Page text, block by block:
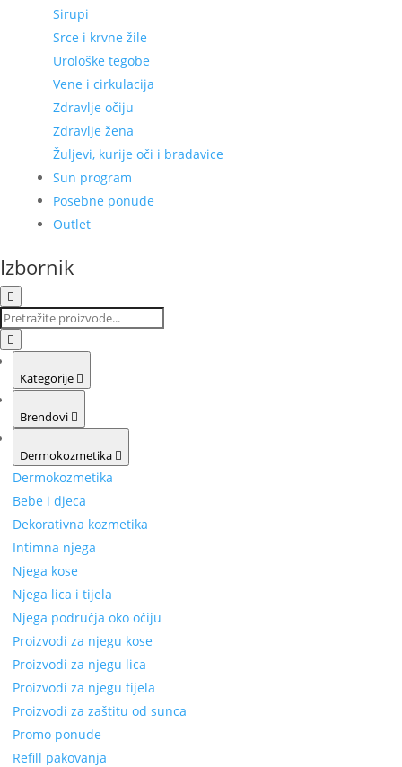
Sirupi
Srce i krvne žile
Urološke tegobe
Vene i cirkulacija
Zdravlje očiju
Zdravlje žena
Žuljevi, kurije oči i bradavice
Sun program
Posebne ponude
Outlet
Izbornik
Kategorije
Brendovi
Dermokozmetika
Dermokozmetika
Bebe i djeca
Dekorativna kozmetika
Intimna njega
Njega kose
Njega lica i tijela
Njega područja oko očiju
Proizvodi za njegu kose
Proizvodi za njegu lica
Proizvodi za njegu tijela
Proizvodi za zaštitu od sunca
Promo ponude
Refill pakovanja